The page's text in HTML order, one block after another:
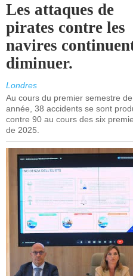
Les attaques de
pirates contre les
navires
diminuer.
Londres
Au cours du premier semestre
année, 38 accidents se sont
contre 90 au cours des six
de 2025.